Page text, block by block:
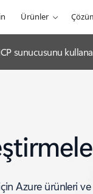
Ürünler
sunucusunu
için Azure ürünleri